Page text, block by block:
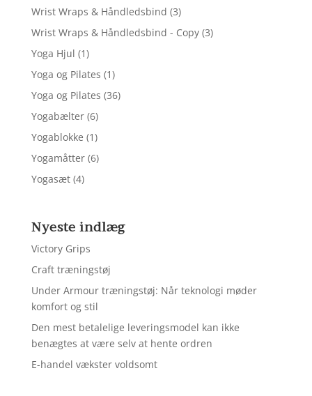
Wrist Wraps & Håndledsbind (3)
Wrist Wraps & Håndledsbind - Copy (3)
Yoga Hjul (1)
Yoga og Pilates (1)
Yoga og Pilates (36)
Yogabælter (6)
Yogablokke (1)
Yogamåtter (6)
Yogasæt (4)
Nyeste indlæg
Victory Grips
Craft træningstøj
Under Armour træningstøj: Når teknologi møder
komfort og stil
Den mest betalelige leveringsmodel kan ikke
benægtes at være selv at hente ordren
E-handel vækster voldsomt